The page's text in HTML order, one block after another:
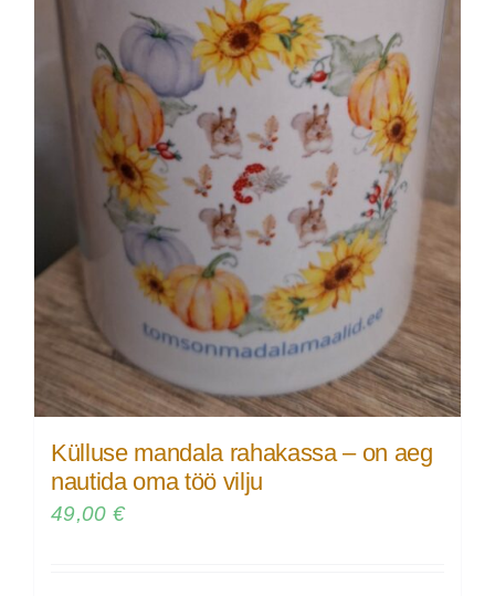
Külluse mandala rahakassa – on aeg
nautida oma töö vilju
49,00 €